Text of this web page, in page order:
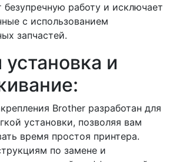
безупречную работу и исключает
с использованием
запчастей.
и
Brother разработан для
установки, позволяя вам
время простоя принтера.
по замене и